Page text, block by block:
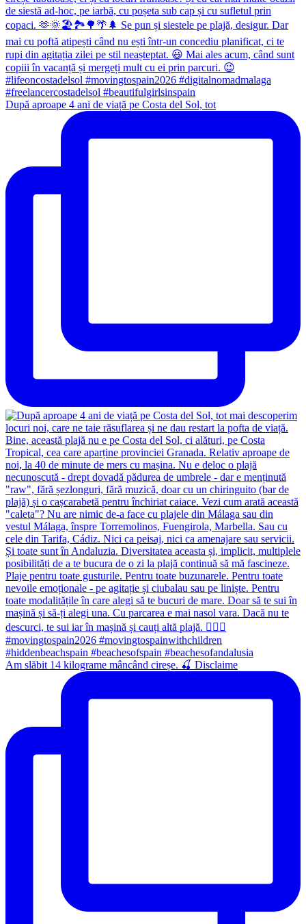
După aproape 4 ani de viață pe Costa del Sol, tot
Am slăbit 14 kilograme mâncând cireșe. 🍒 Disclaime